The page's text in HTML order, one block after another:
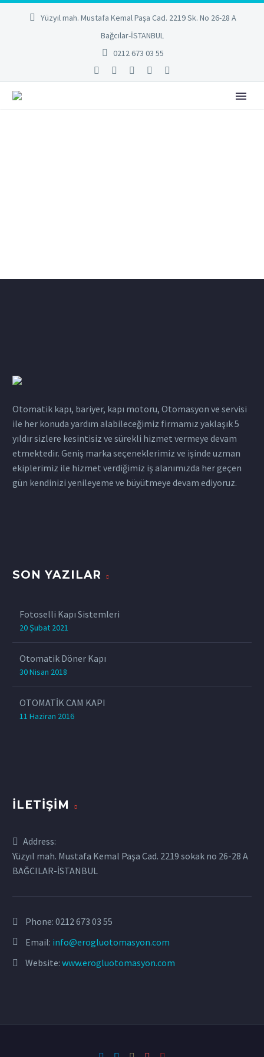
Yüzyıl mah. Mustafa Kemal Paşa Cad. 2219 Sk. No 26-28 A
Bağcılar-İSTANBUL
0212 673 03 55
Otomatik kapı, bariyer, kapı motoru, Otomasyon ve servisi
ile her konuda yardım alabileceğimiz firmamız yaklaşık 5
yıldır sizlere kesintisiz ve sürekli hizmet vermeye devam
etmektedir. Geniş marka seçeneklerimiz ve işinde uzman
ekiplerimiz ile hizmet verdiğimiz iş alanımızda her geçen
gün kendinizi yenileyeme ve büyütmeye devam ediyoruz.
SON YAZILAR
Fotoselli Kapı Sistemleri
20 Şubat 2021
Otomatik Döner Kapı
30 Nisan 2018
OTOMATİK CAM KAPI
11 Haziran 2016
İLETIŞIM
Address:
Yüzyıl mah. Mustafa Kemal Paşa Cad. 2219 sokak no 26-28 A
BAĞCILAR-İSTANBUL
Phone: 0212 673 03 55
Email: info@erogluotomasyon.com
Website: www.erogluotomasyon.com